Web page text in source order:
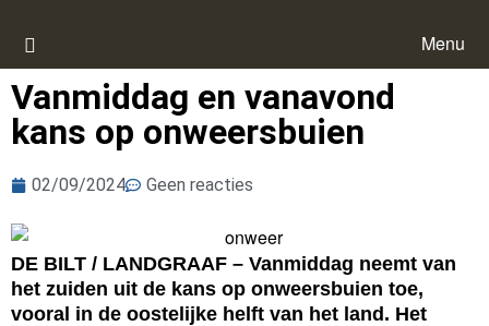
Menu
Vanmiddag en vanavond
kans op onweersbuien
02/09/2024 Geen reacties
DE BILT / LANDGRAAF – Vanmiddag neemt van
het zuiden uit de kans op onweersbuien toe,
vooral in de oostelijke helft van het land. Het